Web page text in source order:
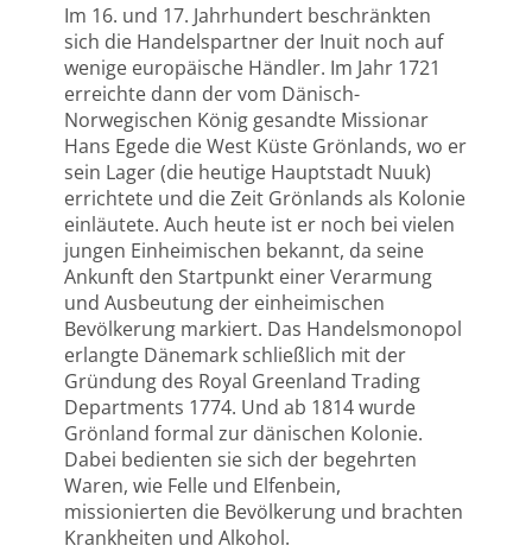
Im 16. und 17. Jahrhundert beschränkten
sich die Handelspartner der Inuit noch auf
wenige europäische Händler. Im Jahr 1721
erreichte dann der vom Dänisch-
Norwegischen König gesandte Missionar
Hans Egede die West Küste Grönlands, wo er
sein Lager (die heutige Hauptstadt Nuuk)
errichtete und die Zeit Grönlands als Kolonie
einläutete. Auch heute ist er noch bei vielen
jungen Einheimischen bekannt, da seine
Ankunft den Startpunkt einer Verarmung
und Ausbeutung der einheimischen
Bevölkerung markiert. Das Handelsmonopol
erlangte Dänemark schließlich mit der
Gründung des Royal Greenland Trading
Departments 1774. Und ab 1814 wurde
Grönland formal zur dänischen Kolonie.
Dabei bedienten sie sich der begehrten
Waren, wie Felle und Elfenbein,
missionierten die Bevölkerung und brachten
Krankheiten und Alkohol.